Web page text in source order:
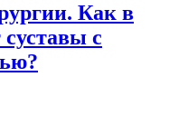
Как в
с